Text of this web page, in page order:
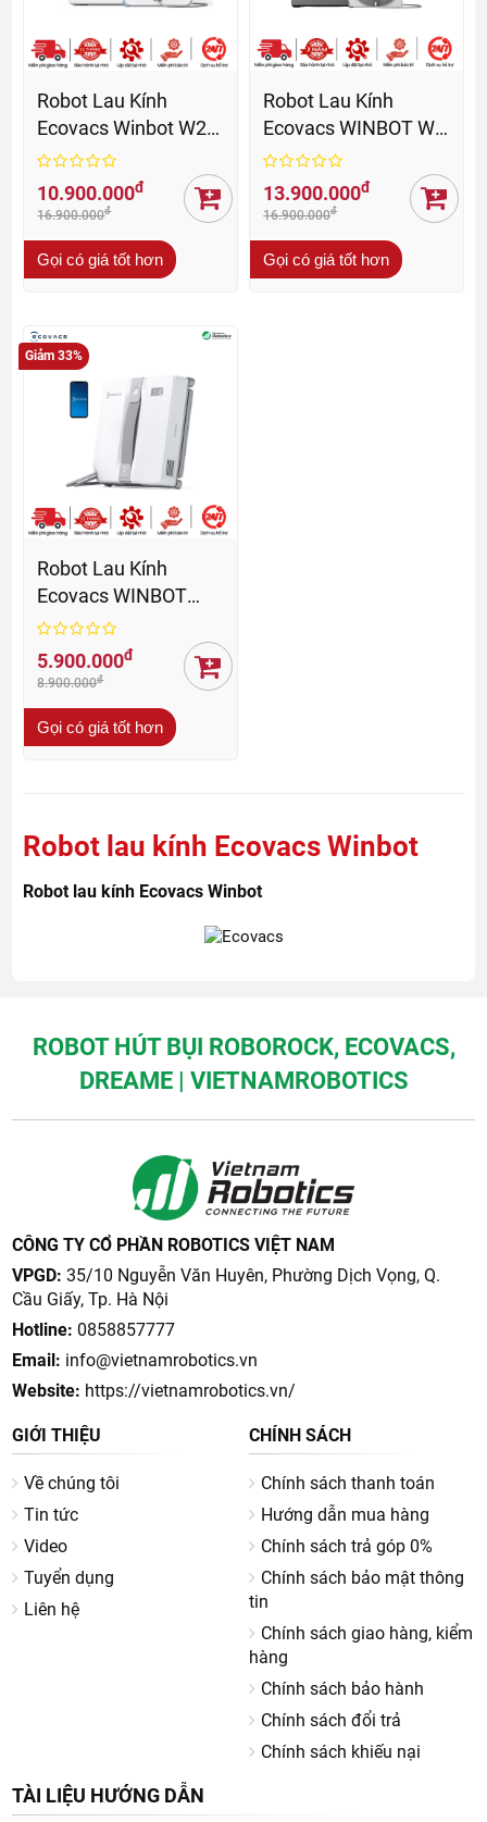
Robot Lau Kính
Ecovacs Winbot W2S
Pro Omni 2027
10.900.000đ
16.900.000đ
Gọi có giá tốt hơn
Robot Lau Kính
Ecovacs WINBOT W3
OMNI - BH 12 Tháng
13.900.000đ
16.900.000đ
Gọi có giá tốt hơn
Giảm 33%
Robot Lau Kính
Ecovacs WINBOT
MINI - BH 12 Tháng
5.900.000đ
8.900.000đ
Gọi có giá tốt hơn
Robot lau kính Ecovacs Winbot
Robot lau kính Ecovacs Winbot
ROBOT HÚT BỤI ROBOROCK, ECOVACS,
DREAME | VIETNAMROBOTICS
CÔNG TY CỔ PHẦN ROBOTICS VIỆT NAM
VPGD: 35/10 Nguyễn Văn Huyên, Phường Dịch Vọng, Q.
Cầu Giấy, Tp. Hà Nội
Hotline: 0858857777
Email: info@vietnamrobotics.vn
Website: https://vietnamrobotics.vn/
GIỚI THIỆU
Về chúng tôi
Tin tức
Video
Tuyển dụng
Liên hệ
CHÍNH SÁCH
Chính sách thanh toán
Hướng dẫn mua hàng
Chính sách trả góp 0%
Chính sách bảo mật thông
tin
Chính sách giao hàng, kiểm
hàng
Chính sách bảo hành
Chính sách đổi trả
Chính sách khiếu nại
TÀI LIỆU HƯỚNG DẪN